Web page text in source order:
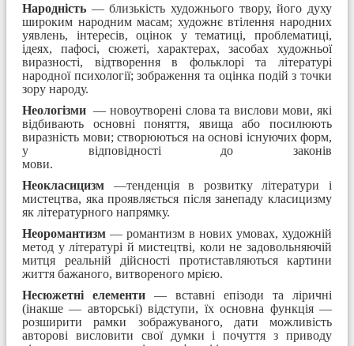
Народність — близькість художнього твору, його духу
широким народним масам; художнє втілення народних
уявлень, інтересів, оцінок у тематиці, проблематиці,
ідеях, пафосі, сюжеті, характерах, засобах художньої
виразності, відтворення в фольклорі та літературі
народної психології; зображення та оцінка подій з точки
зору народу.
Неологізми — новоутворені слова та вислови мови, які
відбивають основні поняття, явища або посилюють
виразність мови; створюються на основі існуючих форм,
у відповідності до законів
мови.
Неокласицизм —тенденція в розвитку літератури і
мистецтва, яка проявляється після занепаду класицизму
як літературного напрямку.
Неоромантизм — романтизм в нових умовах, художній
метод у літературі й мистецтві, коли не задовольняючій
митця реальній дійсності протиставляються картини
життя бажаного, витворе­ного мрією.
Несюжетні елементи — вставні епізоди та ліричні
(інакше — авторські) відступи, їх основна функція —
розширити рамки зображуваного, дати можливість
авторові висловити свої думки і по­чуття з приводу